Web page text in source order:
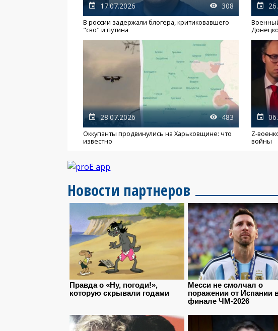
17.07.2026 308
В россии задержали блогера, критиковавшего
"сво" и путина
28.07.2026 483
Оккупанты продвинулись на Харьковщине: что
известно
Z-
войны
Новости партнеров